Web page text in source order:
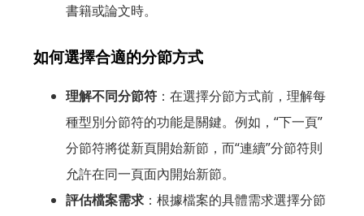
書籍或論文時。
如何選擇合適的分節方式
理解不同分節符：在選擇分節方式前，理解每
種型別分節符的功能是關鍵。例如，“下一頁”
分節符將從新頁開始新節，而“連續”分節符則
允許在同一頁面內開始新節。
評估檔案需求：根據檔案的具體需求選擇分節